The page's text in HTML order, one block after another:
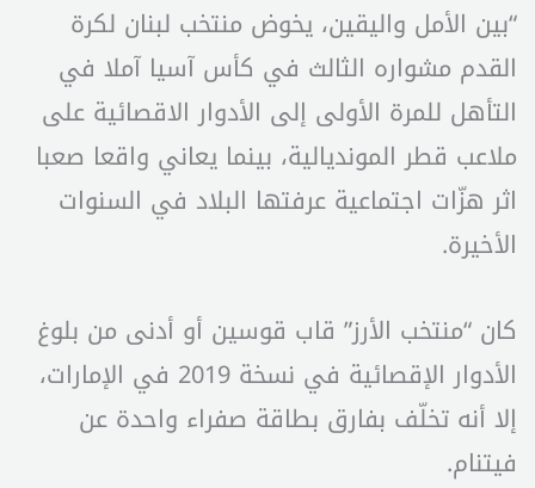
“بين الأمل واليقين، يخوض منتخب لبنان لكرة
القدم مشواره الثالث في كأس آسيا آملا في
التأهل للمرة الأولى إلى الأدوار الاقصائية على
ملاعب قطر المونديالية، بينما يعاني واقعا صعبا
اثر هزّات اجتماعية عرفتها البلاد في السنوات
الأخيرة.
كان “منتخب الأرز” قاب قوسين أو أدنى من بلوغ
الأدوار الإقصائية في نسخة 2019 في الإمارات،
إلا أنه تخلّف بفارق بطاقة صفراء واحدة عن
فيتنام.